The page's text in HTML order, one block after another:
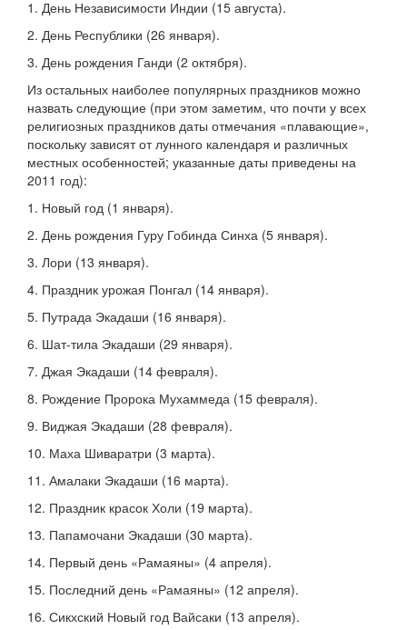
1. День Независимости Индии (15 августа).
2. День Республики (26 января).
3. День рождения Ганди (2 октября).
Из остальных наиболее популярных праздников можно
назвать следующие (при этом заметим, что почти у всех
религиозных праздников даты отмечания «плавающие»,
поскольку зависят от лунного календаря и различных
местных особенностей; указанные даты приведены на
2011 год):
1. Новый год (1 января).
2. День рождения Гуру Гобинда Синха (5 января).
3. Лори (13 января).
4. Праздник урожая Понгал (14 января).
5. Путрада Экадаши (16 января).
6. Шат-тила Экадаши (29 января).
7. Джая Экадаши (14 февраля).
8. Рождение Пророка Мухаммеда (15 февраля).
9. Виджая Экадаши (28 февраля).
10. Маха Шиваратри (3 марта).
11. Амалаки Экадаши (16 марта).
12. Праздник красок Холи (19 марта).
13. Папамочани Экадаши (30 марта).
14. Первый день «Рамаяны» (4 апреля).
15. Последний день «Рамаяны» (12 апреля).
16. Сикхский Новый год Вайсаки (13 апреля).